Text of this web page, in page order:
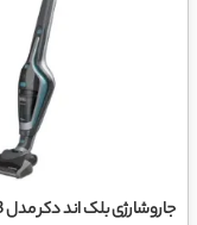
جاروشارژی بلک اند دکر مدل SVA420B